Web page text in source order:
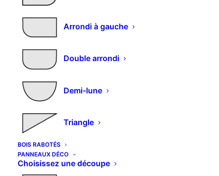
Arrondi à gauche
Double arrondi
Demi-lune
Triangle
BOIS RABOTÉS
PANNEAUX DÉCO
Choisissez une découpe
de
à
Résistance & esthétique.
3 plis épicéa
Dimensions et découpes spéciales : nous
consulter
Selectionnez vos options et
entrez vos mesures